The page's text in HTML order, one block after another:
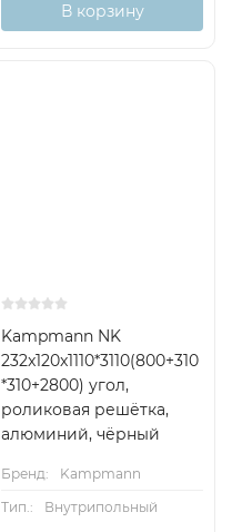
В корзину
Kampmann NK
232x120x1110*3110(800+310
*310+2800) угол,
роликовая решётка,
алюминий, чёрный
Бренд:
Kampmann
Тип.:
Внутрипольный